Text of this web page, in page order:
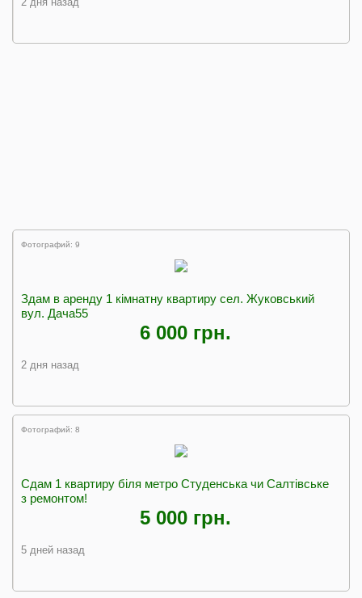
Фотографий: 9
Здам в аренду 1 кімнатну квартиру сел. Жуковський
вул. Дача55
6 000 грн.
2 дня назад
Фотографий: 8
Сдам 1 квартиру біля метро Студенська чи Салтівське
з ремонтом!
5 000 грн.
5 дней назад